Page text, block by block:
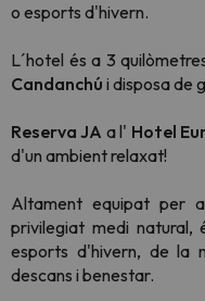
o esports d'hivern.
L´hotel és a 3
Candanchú i disposa de
Reserva JA a l' Hotel
d'un ambient relaxat!
Altament equipat per
privilegiat medi natural,
esports d'hivern, de la
descans i benestar.